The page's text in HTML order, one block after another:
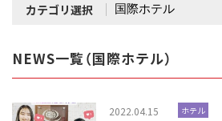
カテゴリ選択
NEWS一覧（国際ホテル）
2022.04.15 ホテル